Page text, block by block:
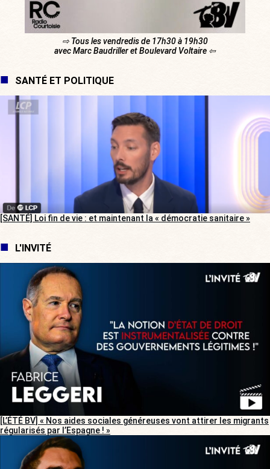
⇨ Tous les vendredis de 17h30 à 19h30
avec Marc Baudriller et Boulevard Voltaire ⇦
SANTÉ ET POLITIQUE
[SANTÉ] Loi fin de vie : et maintenant la « démocratie sanitaire »
L'INVITÉ
[L’ÉTÉ BV] « Nos aides sociales généreuses vont attirer les migrants
régularisés par l’Espagne ! »